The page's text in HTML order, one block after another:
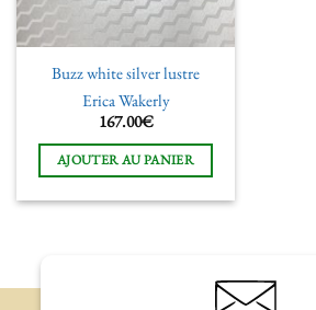
Buzz white silver lustre
Erica Wakerly
167.00€
AJOUTER AU PANIER